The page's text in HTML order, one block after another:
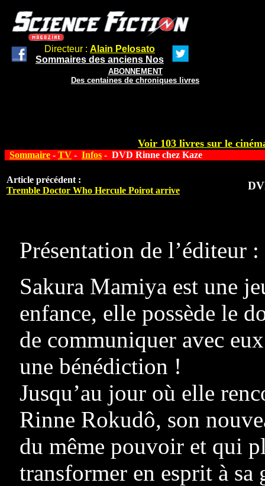
Directeur : Alain Pelosato
Sommaires des anciens Nos
ABONNEMENT
Des centaines de chroniques livres
Voir 103 livres sur le
Sommaire - TV - Infos - DVD Rinne chez Kaze
Article précédent :
Tremble Doctor Who Hercule Poirot arrive
Présentation de l’éditeur :
Sakura Mamiya est une
enfance, elle possède le
de communiquer avec
une bénédiction !
Jusqu’au jour où elle
Rinne Rokudô, son
du même pouvoir et qui
transformer en esprit à